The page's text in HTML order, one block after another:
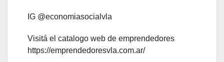
IG @economiasocialvla
Visitá el catalogo web de emprendedores
https://emprendedoresvla.com.ar/